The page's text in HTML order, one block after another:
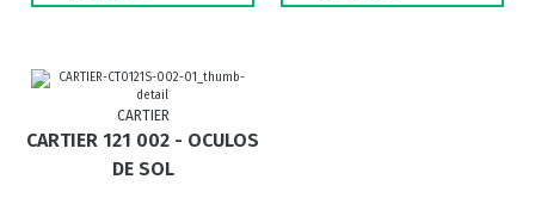
CARTIER
CARTIER 121 002 - OCULOS
DE SOL